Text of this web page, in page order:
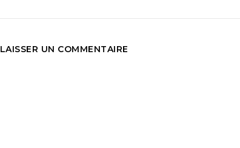
LAISSER UN COMMENTAIRE